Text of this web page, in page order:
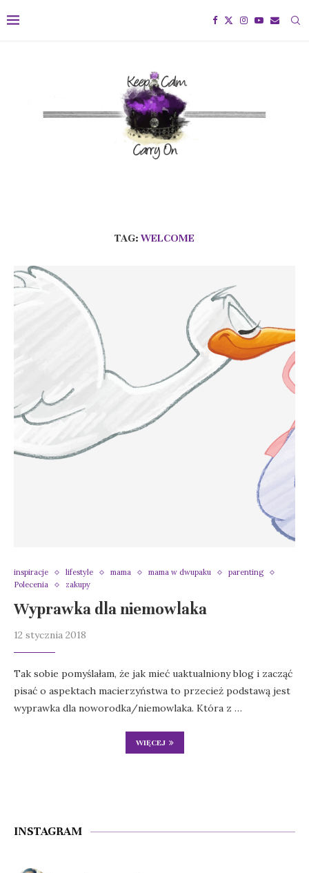
TAG: WELCOME
inspiracje lifestyle mama mama w dwupaku
parenting
Polecenia
zakupy
Wyprawka dla niemowlaka
12 stycznia 2018
Tak sobie pomyślałam, że jak mieć uaktualniony blog i zacząć
pisać o aspektach macierzyństwa to przecież podstawą jest
wyprawka dla noworodka/niemowlaka. Która z …
WIĘCEJ
INSTAGRAM